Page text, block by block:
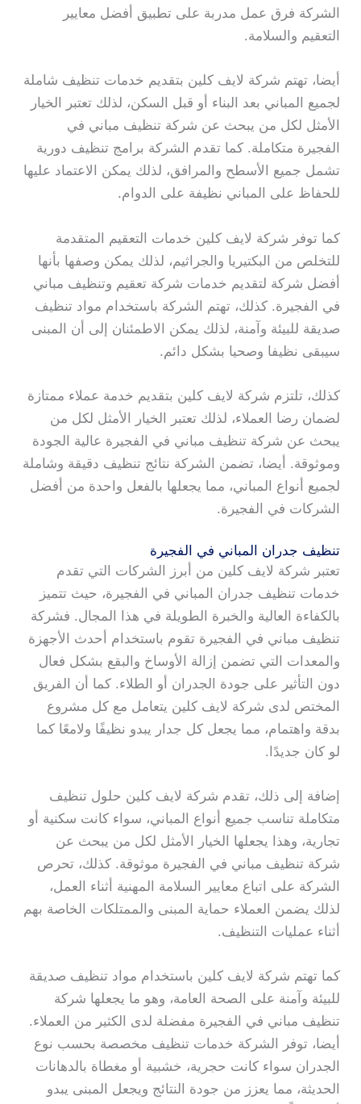
الشركة فرق عمل مدربة على تطبيق أفضل معايير
التعقيم والسلامة.
أيضا، تهتم شركة لايف كلين بتقديم خدمات تنظيف شاملة
لجميع المباني بعد البناء أو قبل السكن، لذلك تعتبر الخيار
الأمثل لكل من يبحث عن شركة تنظيف مباني في
الفجيرة متكاملة. كما تقدم الشركة برامج تنظيف دورية
تشمل جميع الأسطح والمرافق، لذلك يمكن الاعتماد عليها
للحفاظ على المباني نظيفة على الدوام.
كما توفر شركة لايف كلين خدمات التعقيم المتقدمة
للتخلص من البكتيريا والجراثيم، لذلك يمكن وصفها بأنها
أفضل شركة لتقديم خدمات شركة تعقيم وتنظيف مباني
في الفجيرة. كذلك، تهتم الشركة باستخدام مواد تنظيف
صديقة للبيئة وآمنة، لذلك يمكن الاطمئنان إلى أن المبنى
سيبقى نظيفا وصحيا بشكل دائم.
كذلك، تلتزم شركة لايف كلين بتقديم خدمة عملاء ممتازة
لضمان رضا العملاء، لذلك تعتبر الخيار الأمثل لكل من
يبحث عن شركة تنظيف مباني في الفجيرة عالية الجودة
وموثوقة. أيضا، تضمن الشركة نتائج تنظيف دقيقة وشاملة
لجميع أنواع المباني، مما يجعلها بالفعل واحدة من أفضل
الشركات في الفجيرة.
تنظيف جدران المباني في الفجيرة
تعتبر شركة لايف كلين من أبرز الشركات التي تقدم
خدمات تنظيف جدران المباني في الفجيرة، حيث تتميز
بالكفاءة العالية والخبرة الطويلة في هذا المجال. فشركة
تنظيف مباني في الفجيرة تقوم باستخدام أحدث الأجهزة
والمعدات التي تضمن إزالة الأوساخ والبقع بشكل فعال
دون التأثير على جودة الجدران أو الطلاء. كما أن الفريق
المختص لدى شركة لايف كلين يتعامل مع كل مشروع
بدقة واهتمام، مما يجعل كل جدار يبدو نظيفًا ولامعًا كما
لو كان جديدًا.
إضافة إلى ذلك، تقدم شركة لايف كلين حلول تنظيف
متكاملة تناسب جميع أنواع المباني، سواء كانت سكنية أو
تجارية، وهذا يجعلها الخيار الأمثل لكل من يبحث عن
شركة تنظيف مباني في الفجيرة موثوقة. كذلك، تحرص
الشركة على اتباع معايير السلامة المهنية أثناء العمل،
لذلك يضمن العملاء حماية المبنى والممتلكات الخاصة بهم
أثناء عمليات التنظيف.
كما تهتم شركة لايف كلين باستخدام مواد تنظيف صديقة
للبيئة وآمنة على الصحة العامة، وهو ما يجعلها شركة
تنظيف مباني في الفجيرة مفضلة لدى الكثير من العملاء.
أيضا، توفر الشركة خدمات تنظيف مخصصة بحسب نوع
الجدران سواء كانت حجرية، خشبية أو مغطاة بالدهانات
الحديثة، مما يعزز من جودة النتائج ويجعل المبنى يبدو